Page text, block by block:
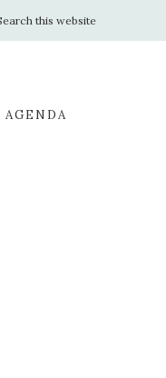
AGENDA